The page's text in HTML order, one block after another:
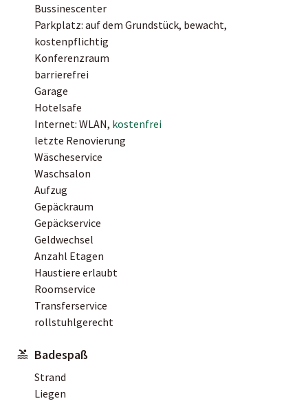
Bussinescenter
Parkplatz: auf dem Grundstück, bewacht,
kostenpflichtig
Konferenzraum
barrierefrei
Garage
Hotelsafe
Internet: WLAN, kostenfrei
letzte Renovierung
Wäscheservice
Waschsalon
Aufzug
Gepäckraum
Gepäckservice
Geldwechsel
Anzahl Etagen
Haustiere erlaubt
Roomservice
Transferservice
rollstuhlgerecht
Badespaß
Strand
Liegen